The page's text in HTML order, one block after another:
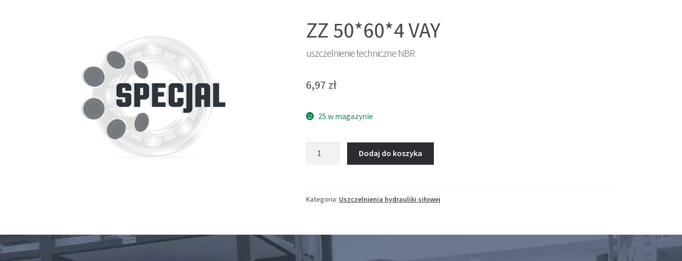
ZZ 50*60*4 VAY
uszczelnienie techniczne NBR
6,97 zł
25 w magazynie
Dodaj do koszyka
Kategoria: Uszczelnienia hydrauliki siłowej